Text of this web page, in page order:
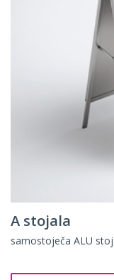
Brošure
elegantne